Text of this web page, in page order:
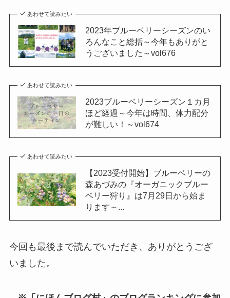
あわせて読みたい
2023年ブルーベリーシーズンのい
ろんなこと総括～今年もありがと
うございました～vol676
あわせて読みたい
2023ブルーベリーシーズン１カ月
ほど経過～今年は時間、体力配分
が難しい！～vol674
あわせて読みたい
【2023受付開始】ブルーベリーの
森あづみの『オーガニックブルー
ベリー狩り』は7月29日から始ま
ります～...
今回も最後まで読んでいただき、ありがとうござ
いました。